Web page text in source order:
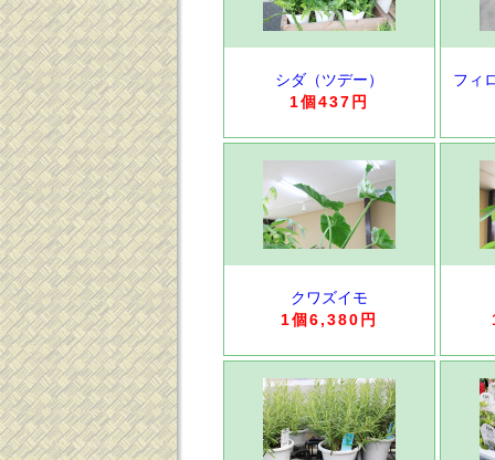
シダ（ツデー）
1個437円
フィ
クワズイモ
1個6,380円